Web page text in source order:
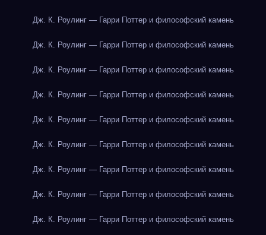
Дж. К. Роулинг — Гарри Поттер и философский камень
Дж. К. Роулинг — Гарри Поттер и философский камень
Дж. К. Роулинг — Гарри Поттер и философский камень
Дж. К. Роулинг — Гарри Поттер и философский камень
Дж. К. Роулинг — Гарри Поттер и философский камень
Дж. К. Роулинг — Гарри Поттер и философский камень
Дж. К. Роулинг — Гарри Поттер и философский камень
Дж. К. Роулинг — Гарри Поттер и философский камень
Дж. К. Роулинг — Гарри Поттер и философский камень